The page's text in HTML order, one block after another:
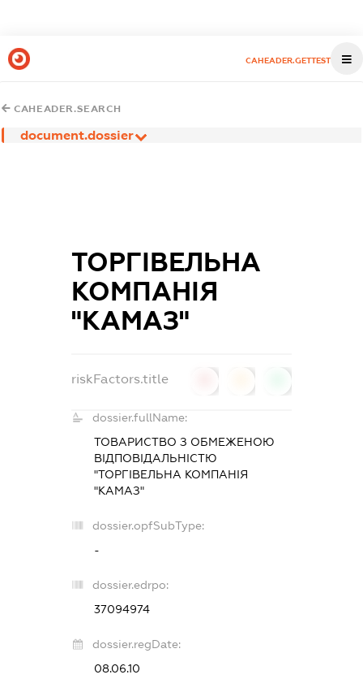
CAHEADER.GETTEST
CAHEADER.SEARCH
document.dossier
ТОРГІВЕЛЬНА
КОМПАНІЯ
"КАМАЗ"
riskFactors.title
dossier.fullName:
ТОВАРИСТВО З ОБМЕЖЕНОЮ
ВІДПОВІДАЛЬНІСТЮ
"ТОРГІВЕЛЬНА КОМПАНІЯ
"КАМАЗ"
dossier.opfSubType:
-
dossier.edrpo:
37094974
dossier.regDate:
08.06.10